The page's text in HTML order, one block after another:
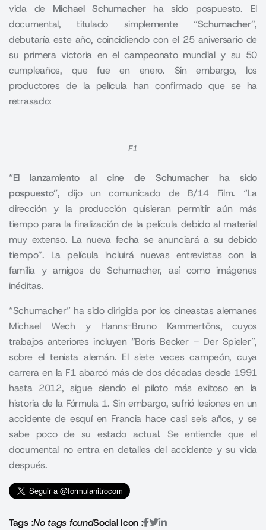
vida de Michael Schumacherha sido pospuesto. El
documental, titulado simplemente “Schumacher”,
debutaría este año, coincidiendo con el 25 aniversario de
su primera victoria en el campeonato mundial y su 50
cumpleaños, que fue en enero. Sin embargo, los
productores de la película han confirmado que se ha
retrasado:
F1
“El lanzamiento al cine de Schumacher ha sido
pospuesto”, dijo un comunicado de B/14 Film. “La
dirección y la producción quisieran permitir aún más
tiempo para la finalización de la película debido al material
muy extenso. La nueva fecha se anunciará a su debido
tiempo”. La película incluirá nuevas entrevistas con la
familia y amigos de Schumacher, así como imágenes
inéditas.
“Schumacher” ha sido dirigida por los cineastas alemanes
Michael Wech y Hanns-Bruno Kammertöns, cuyos
trabajos anteriores incluyen “Boris Becker – Der Spieler”,
sobre el tenista alemán. El siete veces campeón, cuya
carrera en la F1 abarcó más de dos décadas desde 1991
hasta 2012, sigue siendo el piloto más exitoso en la
historia de la Fórmula 1. Sin embargo, sufrió lesiones en un
accidente de esquí en Francia hace casi seis años, y se
sabe poco de su estado actual. Se entiende que el
documental no entra en detalles del accidente y su vida
después.
Tags :No tags foundSocial Icon :